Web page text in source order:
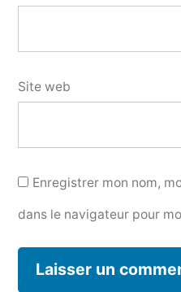
Site web
Enregistrer mon nom,
dans le navigateur pour